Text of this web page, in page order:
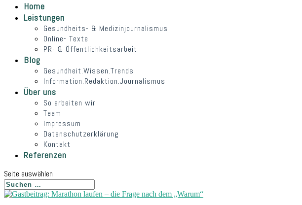
Home
Leistungen
Gesundheits- & Medizinjournalismus
Online- Texte
PR- & Öffentlichkeitsarbeit
Blog
Gesundheit.Wissen.Trends
Information.Redaktion.Journalismus
Über uns
So arbeiten wir
Team
Impressum
Datenschutzerklärung
Kontakt
Referenzen
Seite auswählen